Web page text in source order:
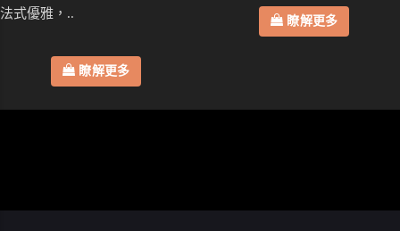
法式優雅，..
瞭解更多
瞭解更多